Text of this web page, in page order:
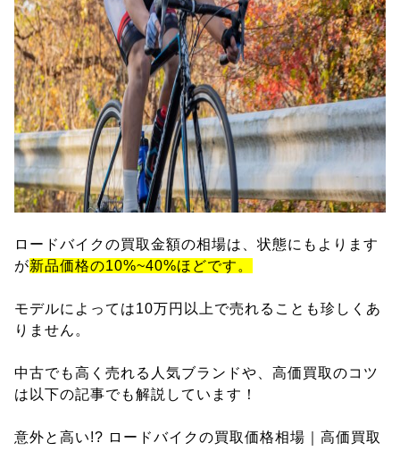
ロードバイクの買取金額の相場は、状態にもよります
が新品価格の10%~40%ほどです。
モデルによっては10万円以上で売れることも珍しくあ
りません。
中古でも高く売れる人気ブランドや、高価買取のコツ
は以下の記事でも解説しています！
意外と高い!? ロードバイクの買取価格相場｜高価買取